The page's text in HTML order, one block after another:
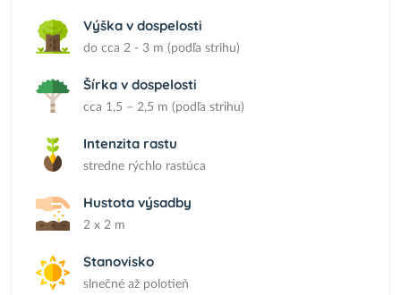
Výška v dospelosti
do cca 2 - 3 m (podľa strihu)
Šírka v dospelosti
cca 1,5 – 2,5 m (podľa strihu)
Intenzita rastu
stredne rýchlo rastúca
Hustota výsadby
2 x 2 m
Stanovisko
slnečné až polotieň